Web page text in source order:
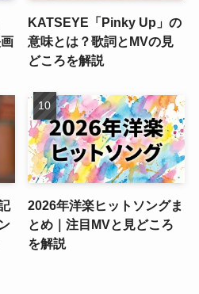
KATSEYE「Pinky Up」の
意味とは？歌詞とMVの見
どころを解説
2026年洋楽ヒットソングま
とめ｜注目MVと見どころ
を解説